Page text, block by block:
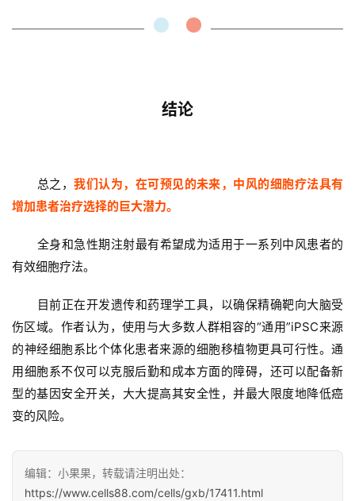
结论
总之，我们认为，在可预见的未来，中风的细胞疗法具有
增加患者治疗选择的巨大潜力。
全身和急性期注射最有希望成为适用于一系列中风患者的
有效细胞疗法。
目前正在开发遗传和药理学工具，以确保精确靶向大脑受
伤区域。作者认为，使用与大多数人群相容的“通用”iPSC来源
的神经细胞系比个体化患者来源的细胞移植物更具可行性。通
用细胞系不仅可以克服后勤和成本方面的障碍，还可以配备新
型的基因安全开关，大大提高其安全性，并最大限度地降低癌
变的风险。
编辑：小果果，转载请注明出处：
https://www.cells88.com/cells/gxb/17411.html